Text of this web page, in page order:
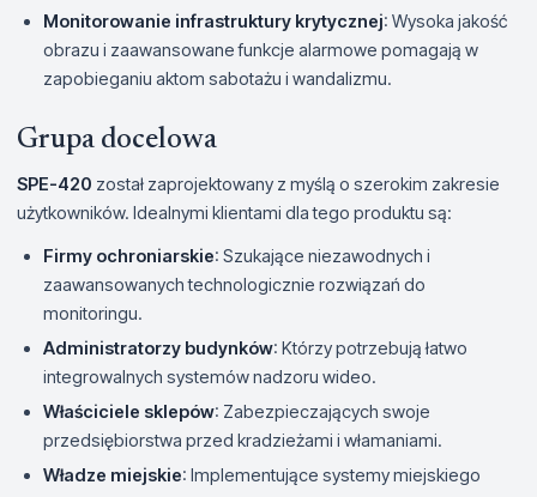
Monitorowanie infrastruktury krytycznej: Wysoka jakość
obrazu i zaawansowane funkcje alarmowe pomagają w
zapobieganiu aktom sabotażu i wandalizmu.
Grupa docelowa
SPE-420 został zaprojektowany z myślą o szerokim zakresie
użytkowników. Idealnymi klientami dla tego produktu są:
Firmy ochroniarskie: Szukające niezawodnych i
zaawansowanych technologicznie rozwiązań do
monitoringu.
Administratorzy budynków: Którzy potrzebują łatwo
integrowalnych systemów nadzoru wideo.
Właściciele sklepów: Zabezpieczających swoje
przedsiębiorstwa przed kradzieżami i włamaniami.
Władze miejskie: Implementujące systemy miejskiego